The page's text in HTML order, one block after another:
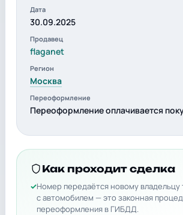
Дата
30.09.2025
Продавец
flaganet
Регион
Москва
Переоформление
Переоформление оплачивается
Как проходит сделка
Номер передаётся новому владельцу
с автомобилем — это законная
переоформления в ГИБДД.